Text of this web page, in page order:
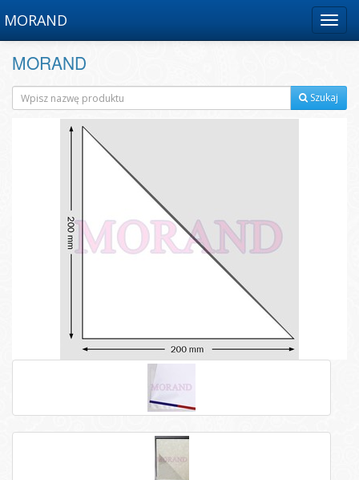
Menu
MORAND
MORAND
Szukaj